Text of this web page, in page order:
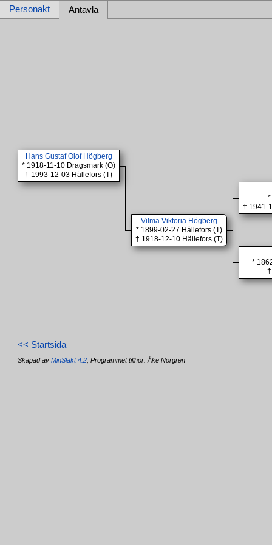
Personakt Antavla
Hans Gustaf Olof Högberg
* 1918-11-10 Dragsmark (O)
† 1993-12-03 Hällefors (T)
Vilma Viktoria Högberg
* 1899-02-27 Hällefors (T)
† 1918-12-10 Hällefors (T)
*
† 1941-
*
<< Startsida
Skapad avMinSläkt 4.2 , Programmet tillhör: Åke Norgren